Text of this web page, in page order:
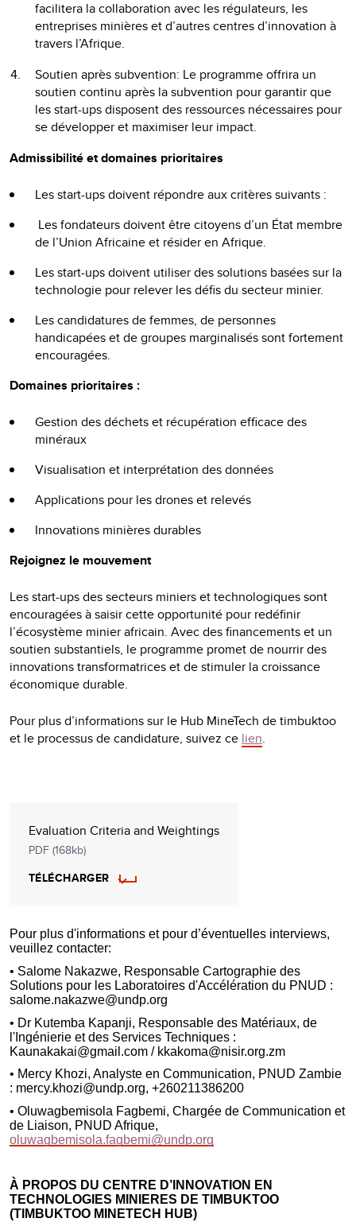
facilitera la collaboration avec les régulateurs, les
entreprises minières et d’autres centres d’innovation à
travers l’Afrique.
Soutien après subvention: Le programme offrira un
soutien continu après la subvention pour garantir que
les start-ups disposent des ressources nécessaires pour
se développer et maximiser leur impact.
Admissibilité et domaines prioritaires
Les start-ups doivent répondre aux critères suivants :
Les fondateurs doivent être citoyens d’un État membre
de l’Union Africaine et résider en Afrique.
Les start-ups doivent utiliser des solutions basées sur la
technologie pour relever les défis du secteur minier.
Les candidatures de femmes, de personnes
handicapées et de groupes marginalisés sont fortement
encouragées.
Domaines prioritaires :
Gestion des déchets et récupération efficace des
minéraux
Visualisation et interprétation des données
Applications pour les drones et relevés
Innovations minières durables
Rejoignez le mouvement
Les start-ups des secteurs miniers et technologiques sont
encouragées à saisir cette opportunité pour redéfinir
l’écosystème minier africain. Avec des financements et un
soutien substantiels, le programme promet de nourrir des
innovations transformatrices et de stimuler la croissance
économique durable.
Pour plus d’informations sur le Hub MineTech de timbuktoo
et le processus de candidature, suivez ce lien.
Evaluation Criteria and Weightings
PDF (168kb)
TÉLÉCHARGER
Pour plus d'informations et pour d’éventuelles interviews,
veuillez contacter:
• Salome Nakazwe, Responsable Cartographie des
Solutions pour les Laboratoires d'Accélération du PNUD :
salome.nakazwe@undp.org
• Dr Kutemba Kapanji, Responsable des Matériaux, de
l'Ingénierie et des Services Techniques :
Kaunakakai@gmail.com / kkakoma@nisir.org.zm
• Mercy Khozi, Analyste en Communication, PNUD Zambie
: mercy.khozi@undp.org, +260211386200
• Oluwagbemisola Fagbemi, Chargée de Communication et
de Liaison, PNUD Afrique,
oluwagbemisola.fagbemi@undp.org
À PROPOS DU CENTRE D’INNOVATION EN
TECHNOLOGIES MINIERES DE TIMBUKTOO
(TIMBUKTOO MINETECH HUB)